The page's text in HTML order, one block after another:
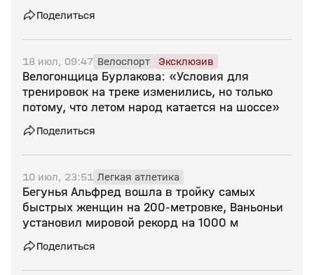
Поделиться
18 июл, 09:47 Велоспорт Эксклюзив
Велогонщица Бурлакова: «Условия для
тренировок на треке изменились, но только
потому, что летом народ катается на шоссе»
Поделиться
10 июл, 23:51 Легкая атлетика
Бегунья Альфред вошла в тройку самых
быстрых женщин на 200‑метровке, Ваньоньи
установил мировой рекорд на 1000 м
Поделиться